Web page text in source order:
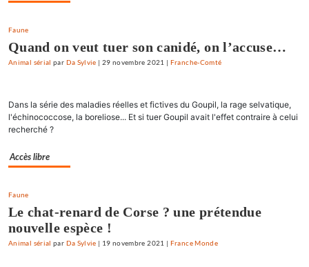
Faune
Quand on veut tuer son canidé, on l’accuse…
Animal sérial par Da Sylvie | 29 novembre 2021 | Franche-Comté
Dans la série des maladies réelles et fictives du Goupil, la rage selvatique,
l'échinococcose, la boreliose... Et si tuer Goupil avait l'effet contraire à celui
recherché ?
Accès libre
Faune
Le chat-renard de Corse ? une prétendue
nouvelle espèce !
Animal sérial par Da Sylvie | 19 novembre 2021 | France Monde